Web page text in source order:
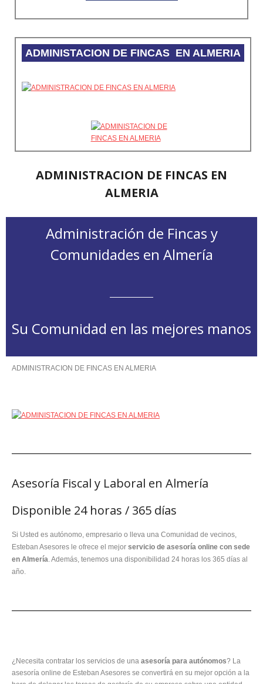
ADMINISTACION DE FINCAS EN ALMERIA
ADMINISTRACION DE FINCAS EN
ALMERIA
Administración de Fincas y
Comunidades en Almería
Su Comunidad en las mejores manos
ADMINISTRACION DE FINCAS EN ALMERIA
Asesoría Fiscal y Laboral en Almería
Disponible 24 horas / 365 días
Si Usted es autónomo, empresario o lleva una Comunidad de vecinos,
Esteban Asesores le ofrece el mejor servicio de asesoría online con sede
en Almería. Además, tenemos una disponibilidad 24 horas los 365 días al
año.
¿Necesita contratar los servicios de una asesoría para autónomos? La
asesoría online de Esteban Asesores se convertirá en su mejor opción a la